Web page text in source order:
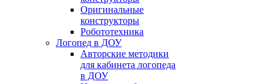
Оригинальные
конструкторы
Робототехника
Логопед в ДОУ
Авторские методики
для кабинета логопеда
в ДОУ